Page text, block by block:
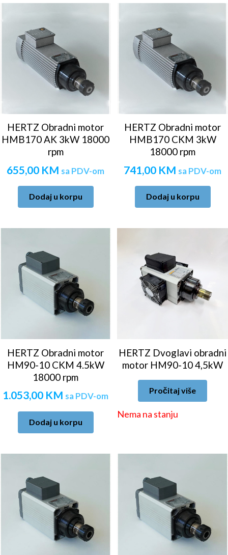
HERTZ Obradni motor
HMB170 AK 3kW 18000
rpm
655,00 KM sa PDV-om
Dodaj u korpu
HERTZ Obradni motor
HMB170 CKM 3kW
18000 rpm
741,00 KM sa PDV-om
Dodaj u korpu
HERTZ Obradni motor
HM90-10 CKM 4.5kW
18000 rpm
1.053,00 KM sa PDV-om
Dodaj u korpu
HERTZ Dvoglavi obradni
motor HM90-10 4,5kW
Pročitaj više
Nema na stanju